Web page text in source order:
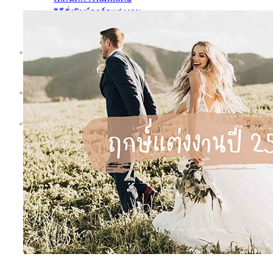
วิธีสั่งพิมพ์การ์ดแต่งงาน
ชุดตัวอย่างการ์ด | Sample Kit
ทำไมต้อง Soulshine | Why Us?
for: